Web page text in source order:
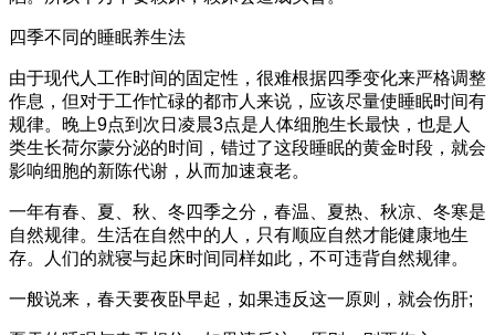
四季不同的睡眠养生法
由于现代人工作时间的固定性，很难根据四季变化来严格调整
作息，但对于工作忙碌的都市人来说，应该尽量使睡眠时间有
规律。晚上9点到次日凌晨3点是人体细胞生长最快，也是人
类生长荷尔蒙分泌的时间，错过了这段睡眠的黄金时段，就会
影响细胞的新陈代谢，从而加速衰老。
一年有春、夏、秋、冬四季之分，春温、夏热、秋凉、冬寒是
自然规律。生活在自然中的人，只有顺应自然才能健康地生
存。人们的就寝与起床时间同样如此，不可违背自然规律。
一般说来，春天要夜卧早起，如果违反这一原则，就会伤肝;